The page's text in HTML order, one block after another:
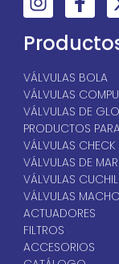
VÁLVULAS BOLA
VÁLVULAS
VÁLVULAS DE
PRODUCTOS
VÁLVULAS CHECK
VÁLVULAS DE
VÁLVULAS
VÁLVULAS MACHO
ACTUADORES
FILTROS
ACCESORIOS